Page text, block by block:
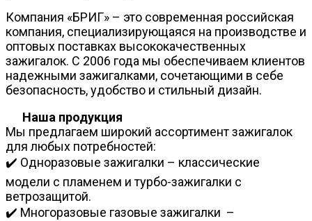
Компания «БРИГ» – это современная российская
компания, специализирующаяся на производстве и
оптовых поставках высококачественных
зажигалок. С 2006 года мы обеспечиваем клиентов
надежными зажигалками, сочетающими в себе
безопасность, удобство и стильный дизайн.
Наша продукция
Мы предлагаем широкий ассортимент зажигалок
для любых потребностей:
✔️ Одноразовые зажигалки – классические
модели с пламенем и турбо-зажигалки с
ветрозащитой.
✔️ Многоразовые газовые зажигалки –